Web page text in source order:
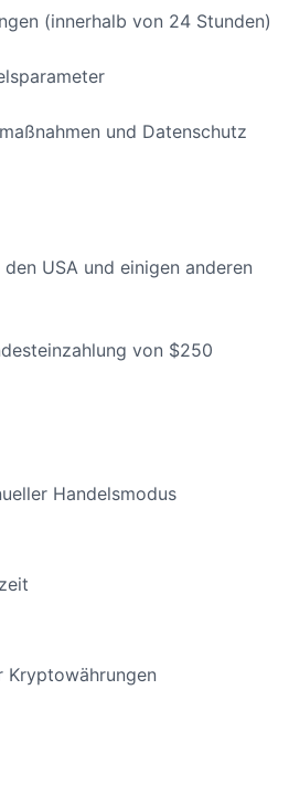
(innerhalb von 24 Stunden)
und Datenschutz
USA und einigen anderen
von $250
Handelsmodus
Kryptowährungen